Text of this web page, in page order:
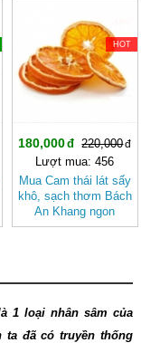
HOT
180,000
220,000
Lượt mua: 456
Mua Cam thái lát sấy
khô, sạch thơm Bách
An Khang ngon
thượng hạng
1 loại nhân sâm của
đã có truyền thống